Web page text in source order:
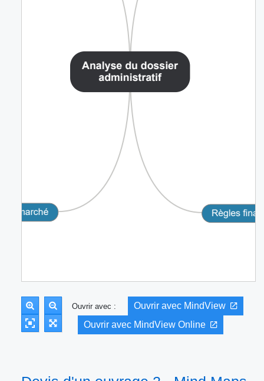
Ouvrir avec :
Ouvrir avec MindView
Ouvrir avec MindView Online